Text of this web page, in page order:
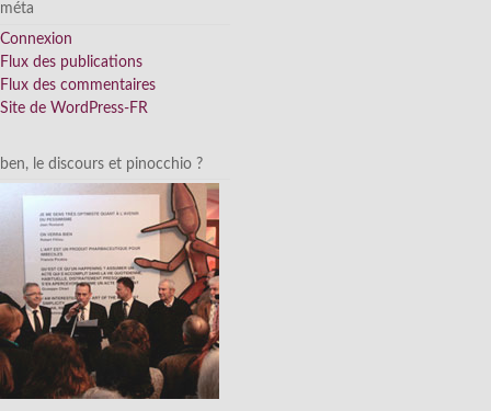
méta
Connexion
Flux des publications
Flux des commentaires
Site de WordPress-FR
ben, le discours et pinocchio ?